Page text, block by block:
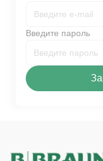
Введите пароль